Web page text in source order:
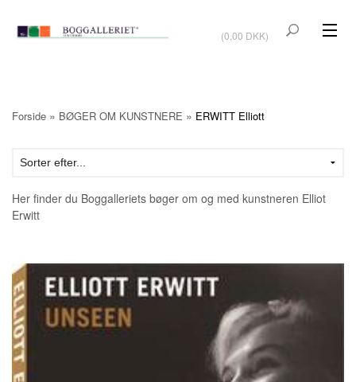
(0,00 DKK)
BØGER OM KUNSTNERE
TILBUD
OUTLET UDSTILLINGER
NYHEDER OM BOGGALLERIET
KONTAKT & ÅBNINSTIDER NYHEDSBREV
Forside » BØGER OM KUNSTNERE » ERWITT Elliott
Her finder du Boggalleriets bøger om og med kunstneren Elliot
Erwitt